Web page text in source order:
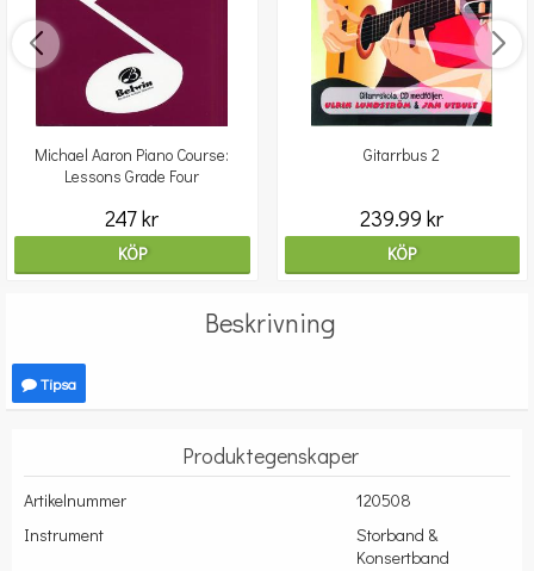
Michael Aaron Piano Course:
Lessons Grade Four
247 kr
KÖP
Gitarrbus 2
239.99 kr
KÖP
Beskrivning
Tipsa
Produktegenskaper
Artikelnummer
120508
Instrument
Storband &
Konsertband